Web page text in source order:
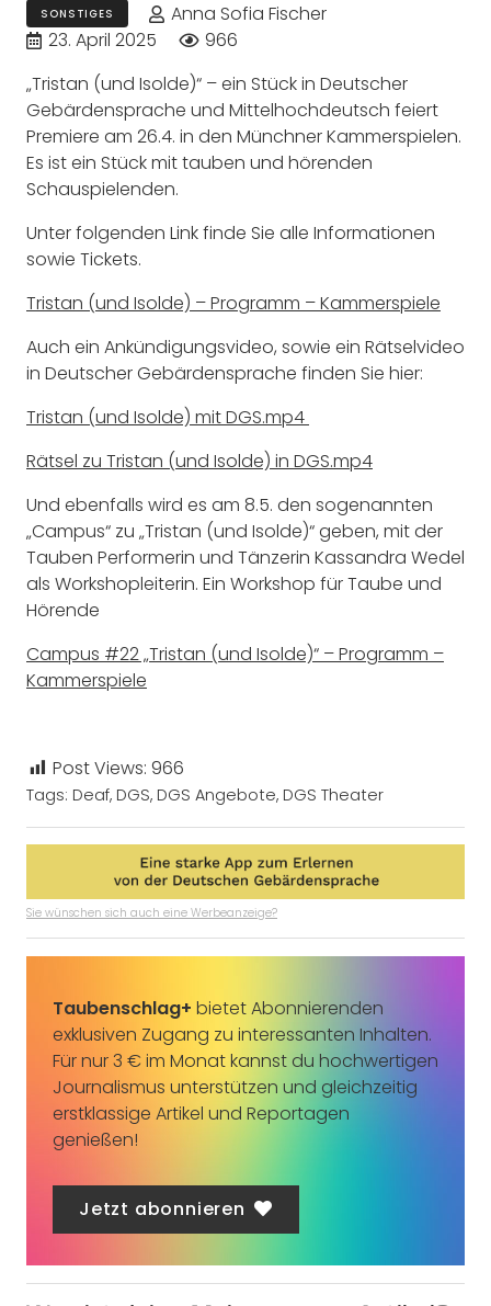
SONSTIGES
Anna Sofia Fischer
23. April 2025
966
„Tristan (und Isolde)“ – ein Stück in Deutscher
Gebärdensprache und Mittelhochdeutsch feiert
Premiere am 26.4. in den Münchner Kammerspielen.
Es ist ein Stück mit tauben und hörenden
Schauspielenden.
Unter folgenden Link finde Sie alle Informationen
sowie Tickets.
Tristan (und Isolde) – Programm – Kammerspiele
Auch ein Ankündigungsvideo, sowie ein Rätselvideo
in Deutscher Gebärdensprache finden Sie hier:
Tristan (und Isolde) mit DGS.mp4
Rätsel zu Tristan (und Isolde) in DGS.mp4
Und ebenfalls wird es am 8.5. den sogenannten
„Campus“ zu „Tristan (und Isolde)“ geben, mit der
Tauben Performerin und Tänzerin Kassandra Wedel
als Workshopleiterin. Ein Workshop für Taube und
Hörende
Campus #22 „Tristan (und Isolde)“ – Programm –
Kammerspiele
Post Views: 966
Tags: Deaf, DGS, DGS Angebote, DGS Theater
Sie wünschen sich auch eine Werbeanzeige?
Taubenschlag+ bietet Abonnierenden
exklusiven Zugang zu interessanten Inhalten.
Für nur 3 € im Monat kannst du hochwertigen
Journalismus unterstützen und gleichzeitig
erstklassige Artikel und Reportagen
genießen!
Jetzt abonnieren